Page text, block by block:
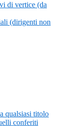
di vertice (da
(dirigenti non
qualsiasi titolo
conferiti